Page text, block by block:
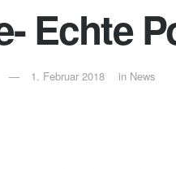
Echte
1. Februar 2018 in News